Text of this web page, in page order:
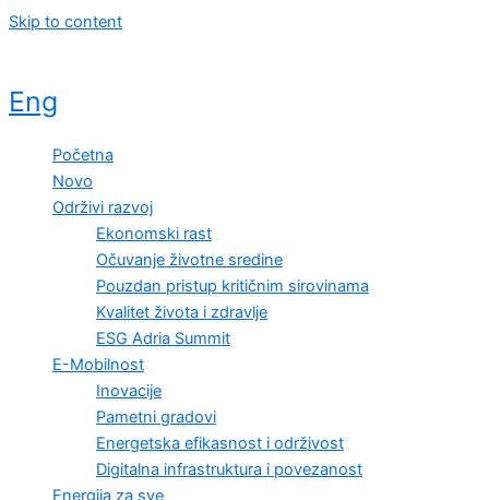
Skip to content
Eng
Početna
Novo
Održivi razvoj
Ekonomski rast
Očuvanje životne sredine
Pouzdan pristup kritičnim sirovinama
Kvalitet života i zdravlje
ESG Adria Summit
E-Mobilnost
Inovacije
Pametni gradovi
Energetska efikasnost i održivost
Digitalna infrastruktura i povezanost
Energija za sve